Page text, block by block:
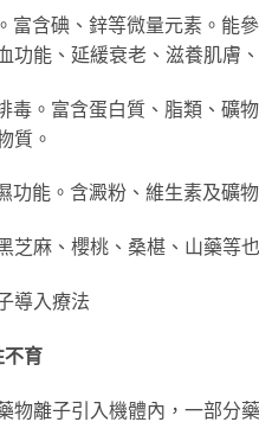
含碘、鋅等微量元素。能
功能、延緩衰老、滋養肌膚
。富含蛋白質、脂類、礦
質。
能。含澱粉、維生素及礦物
芝麻、櫻桃、桑椹、山藥等
導入療法
不育
離子引入機體內，一部分